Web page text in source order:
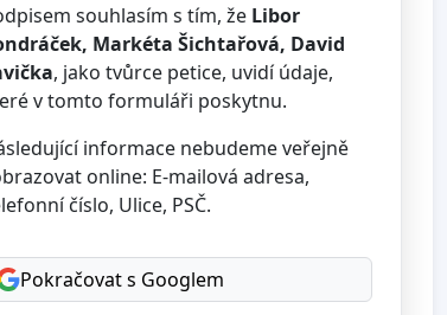
souhlasím s tím, že Libor
Markéta Šichtařová, David
, jako tvůrce petice, uvidí údaje,
v tomto formuláři poskytnu.
informace nebudeme veřejně
online: E-mailová adresa,
číslo, Ulice, PSČ.
Pokračovat s Googlem